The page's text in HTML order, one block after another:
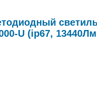
U (ip67,